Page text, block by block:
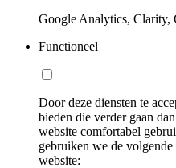
Google Analytics, Clarity,
Functioneel
Door deze diensten te
bieden die verder gaan
website comfortabel
gebruiken we de
website: